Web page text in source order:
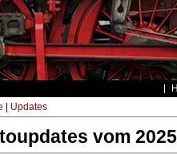
Updates
vom